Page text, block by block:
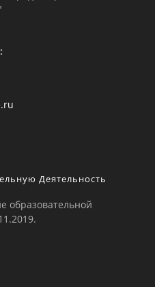
Деятельность
образовательной